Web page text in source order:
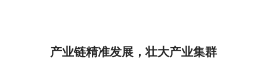
产业链精准发展，壮大产业集群